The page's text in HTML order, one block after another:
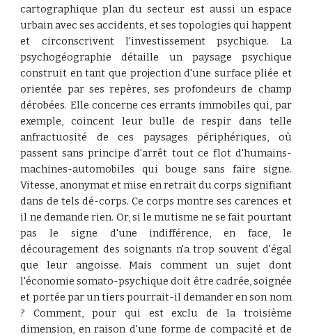
cartographique plan du secteur est aussi un espace
urbain avec ses accidents, et ses topologies qui happent
et circonscrivent l'investissement psychique. La
psychogéographie
détaille un paysage psychique
construit en tant que projection d'une surface pliée et
orientée par ses repères, ses profondeurs de champ
dérobées. Elle concerne ces errants immobiles qui, par
exemple, coincent leur bulle de respir dans telle
anfractuosité de ces paysages périphériques, où
passent sans principe d'arrêt tout ce flot d'humains-
machines-automobiles qui bouge sans faire signe.
Vitesse, anonymat et mise en retrait du corps signifiant
dans de tels dé-corps. Ce corps montre ses carences et
il ne demande rien. Or, si le mutisme ne se fait pourtant
pas le signe d'une indifférence, en face, le
découragement des soignants n'a trop souvent d'égal
que leur angoisse. Mais comment un sujet dont
l'économie somato-psychique doit être cadrée, soignée
et portée par un tiers pourrait-il demander en son nom
? Comment, pour qui est exclu de la troisième
dimension, en raison d'une forme de compacité et de